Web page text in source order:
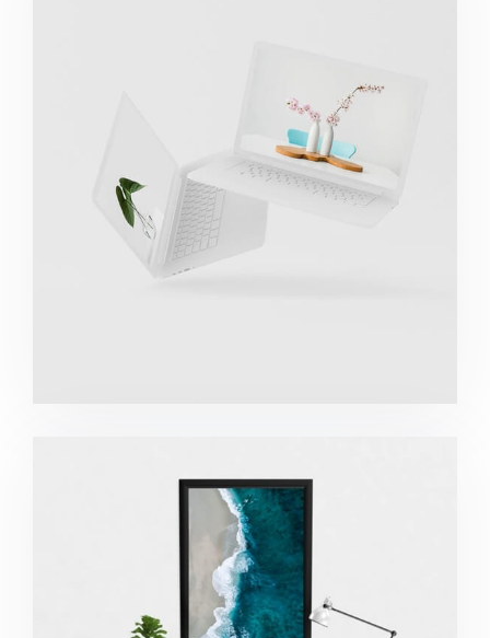
Great Work Done